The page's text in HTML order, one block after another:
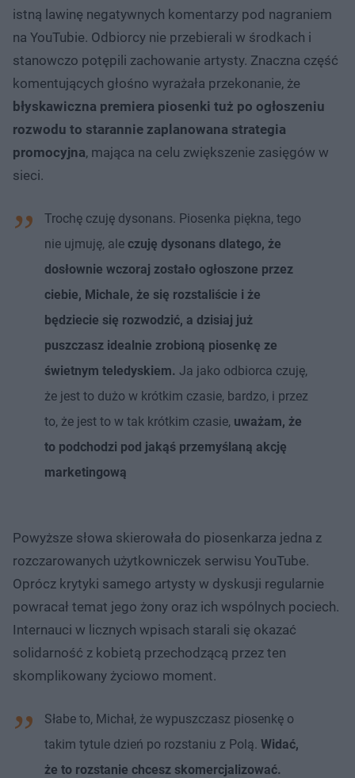
istną lawinę negatywnych komentarzy pod nagraniem
na YouTubie. Odbiorcy nie przebierali w środkach i
stanowczo potępili zachowanie artysty. Znaczna część
komentujących głośno wyrażała przekonanie, że
błyskawiczna premiera piosenki tuż po ogłoszeniu
rozwodu to starannie zaplanowana strategia
promocyjna, mająca na celu zwiększenie zasięgów w
sieci.
Trochę czuję dysonans. Piosenka piękna, tego
nie ujmuję, ale czuję dysonans dlatego, że
dosłownie wczoraj zostało ogłoszone przez
ciebie, Michale, że się rozstaliście i że
będziecie się rozwodzić, a dzisiaj już
puszczasz idealnie zrobioną piosenkę ze
świetnym teledyskiem. Ja jako odbiorca czuję,
że jest to dużo w krótkim czasie, bardzo, i przez
to, że jest to w tak krótkim czasie, uważam, że
to podchodzi pod jakąś przemyślaną akcję
marketingową
Powyższe słowa skierowała do piosenkarza jedna z
rozczarowanych użytkowniczek serwisu YouTube.
Oprócz krytyki samego artysty w dyskusji regularnie
powracał temat jego żony oraz ich wspólnych pociech.
Internauci w licznych wpisach starali się okazać
solidarność z kobietą przechodzącą przez ten
skomplikowany życiowo moment.
Słabe to, Michał, że wypuszczasz piosenkę o
takim tytule dzień po rozstaniu z Polą. Widać,
że to rozstanie chcesz skomercjalizować.